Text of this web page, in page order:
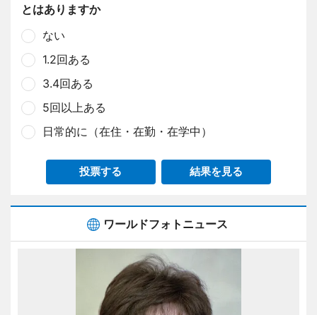
とはありますか
ない
1.2回ある
3.4回ある
5回以上ある
日常的に（在住・在勤・在学中）
投票する 結果を見る
ワールドフォトニュース